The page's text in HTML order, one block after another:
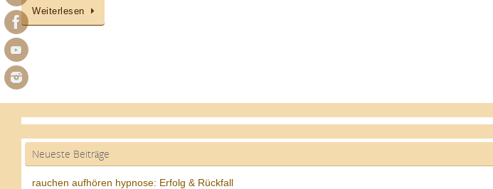
Weiterlesen
Neueste Beiträge
rauchen aufhören hypnose: Erfolg & Rückfall